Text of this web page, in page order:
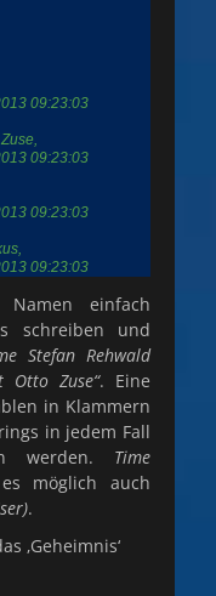
09:23:03
09:23:03
09:23:03
09:23:03
einfach
schreiben und
Stefan Rehwald
Otto Zuse“. Eine
in Klammern
in jedem Fall
werden. Time
möglich auch
.
‚Geheimnis‘